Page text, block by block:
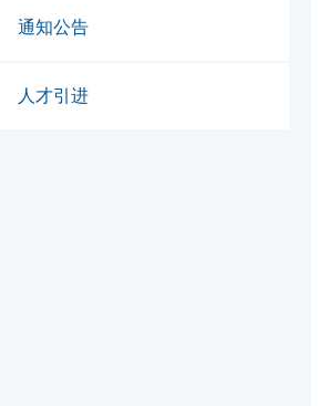
通知公告
人才引进